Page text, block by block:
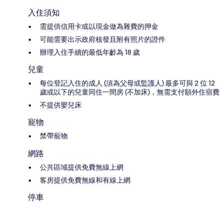
入住須知
需提供信用卡或以現金做為雜費的押金
可能需要出示政府核發且附有照片的證件
辦理入住手續的最低年齡為 18 歲
兒童
每位登記入住的成人 (須為父母或監護人) 最多可與 2 位 12
歲或以下的兒童同住一間房 (不加床)，無需支付額外住宿費
不提供嬰兒床
寵物
禁帶寵物
網路
公共區域提供免費無線上網
客房提供免費無線和有線上網
停車